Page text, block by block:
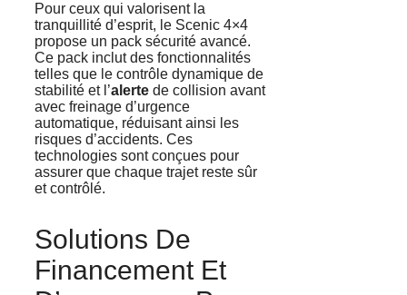
Pour ceux qui valorisent la
tranquillité d’esprit, le Scenic 4×4
propose un pack sécurité avancé.
Ce pack inclut des fonctionnalités
telles que le contrôle dynamique de
stabilité et l’alerte de collision avant
avec freinage d’urgence
automatique, réduisant ainsi les
risques d’accidents. Ces
technologies sont conçues pour
assurer que chaque trajet reste sûr
et contrôlé.
Solutions De
Financement Et